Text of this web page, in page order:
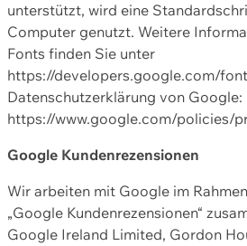
unterstützt, wird eine
Computer genutzt. Weitere
Fonts finden Sie unter
https://developers.google.com/
Datenschutzerklärung von Google:
https://www.google.com/policies/
Google Kundenrezensionen
Wir arbeiten mit Google im
„Google Kundenrezensionen“
Google Ireland Limited, Gordon